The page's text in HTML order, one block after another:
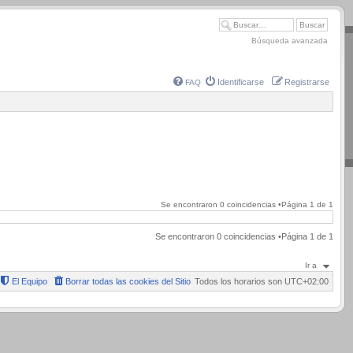
Búsqueda avanzada
FAQ Identificarse Registrarse
Se encontraron 0 coincidencias •Página 1 de 1
Se encontraron 0 coincidencias •Página 1 de 1
Ir a
Todos los horarios son UTC+02:00
Borrar todas las cookies del Sitio
El Equipo